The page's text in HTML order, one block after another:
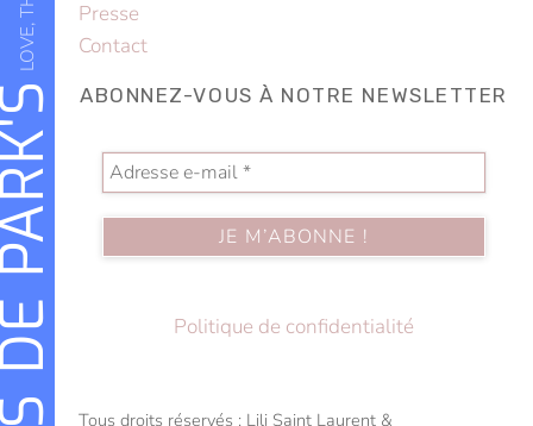
Presse
Contact
ABONNEZ-VOUS À NOTRE NEWSLETTER
Politique de confidentialité
Tous droits réservés : Lili Saint Laurent &